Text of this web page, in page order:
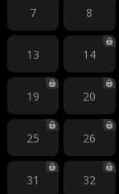
7 8
13 14
19 20
25 26
31 32